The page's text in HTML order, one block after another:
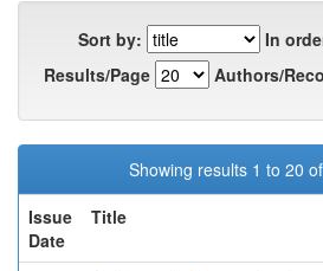
Sort by:
In
Results/Page
Authors/
Showing results 1 to 20
Issue
Date
Title